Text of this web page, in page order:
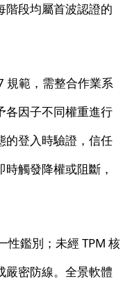
階段均屬首波認證的
規範，需整合作業系
各因子不同權重進行
的登入時驗證，信任
觸發降權或阻斷，
性鑑別；未經 TPM 核
嚴密防線。全景軟體